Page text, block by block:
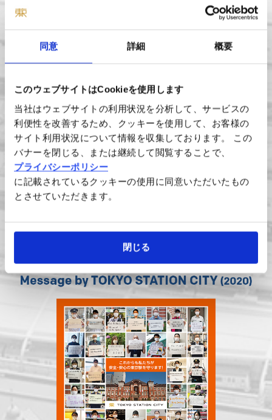
同意 詳細 概要
このウェブサイトはCookieを使用します
当社はウェブサイトの利用状況を分析して、サービスの
利便性を改善するため、クッキーを使用して、お客様の
サイト利用状況について情報を収集しております。 この
バナーを閉じる、または継続して閲覧することで、
プライバシーポリシー
に記載されているクッキーの使用に同意いただいたもの
とさせていただきます。
閉じる